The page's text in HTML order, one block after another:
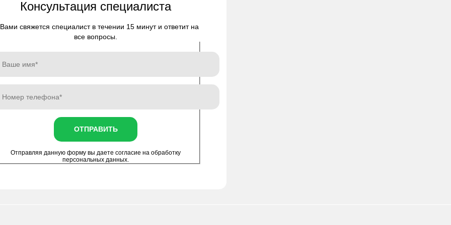
Консультация специалиста
свяжется специалист в течении 15 минут и ответит на
все вопросы.
ОТПРАВИТЬ
Отправляя данную форму вы даете согласие на обработку
персональных данных